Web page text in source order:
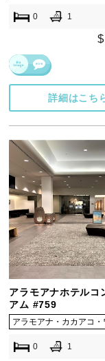
0 1
詳細はこち
アラモアナホテルコ
アム #759
アラモアナ・カカアコ・
0 1